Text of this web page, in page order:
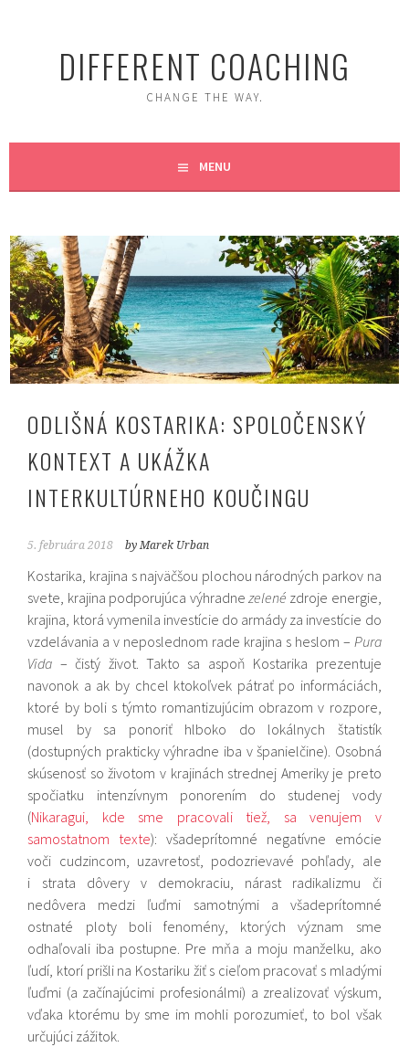
DIFFERENT COACHING
CHANGE THE WAY.
MENU
ODLIŠNÁ KOSTARIKA: SPOLOČENSKÝ
KONTEXT A UKÁŽKA
INTERKULTÚRNEHO KOUČINGU
5. februára 2018 by Marek Urban
Kostarika, krajina s najväčšou plochou národných parkov na
svete, krajina podporujúca výhradne zelené zdroje energie,
krajina, ktorá vymenila investície do armády za investície do
vzdelávania a v neposlednom rade krajina s heslom – Pura
Vida – čistý život. Takto sa aspoň Kostarika prezentuje
navonok a ak by chcel ktokoľvek pátrať po informáciách,
ktoré by boli s týmto romantizujúcim obrazom v rozpore,
musel by sa ponoriť hlboko do lokálnych štatistík
(dostupných prakticky výhradne iba v španielčine). Osobná
skúsenosť so životom v krajinách strednej Ameriky je preto
spočiatku intenzívnym ponorením do studenej vody
(Nikaragui, kde sme pracovali tiež, sa venujem v
samostatnom texte): všadeprítomné negatívne emócie
voči cudzincom, uzavretosť, podozrievavé pohľady, ale
i strata dôvery v demokraciu, nárast radikalizmu či
nedôvera medzi ľuďmi samotnými a všadeprítomné
ostnaté ploty boli fenomény, ktorých význam sme
odhaľovali iba postupne. Pre mňa a moju manželku, ako
ľudí, ktorí prišli na Kostariku žiť s cieľom pracovať s mladými
ľuďmi (a začínajúcimi profesionálmi) a zrealizovať výskum,
vďaka ktorému by sme im mohli porozumieť, to bol však
určujúci zážitok.